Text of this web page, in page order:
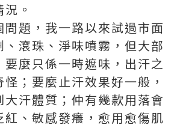
。
問題，我一路以來試過市面
滾珠、淨味噴霧，但大部
麼只係一時遮味，出汗之
；要麼止汗效果好一般，
大汗體質；仲有幾款用落會
紅、敏感發癢，愈用愈傷肌